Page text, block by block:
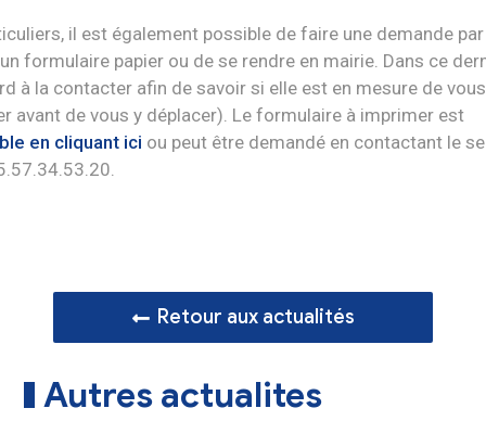
il est également possible de faire une demande
formulaire papier ou de se rendre en mairie. Dans ce
à la contacter afin de savoir si elle est en mesure de vous
avant de vous y déplacer). Le formulaire à imprimer est
en cliquant ici ou peut être demandé en contactant le
Retour aux actualités
Autres actualites